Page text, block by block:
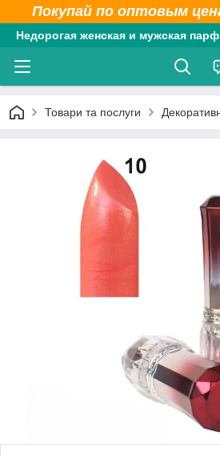
Покупай по оптовым
Недорогая женская и мужская
Товари та послуги